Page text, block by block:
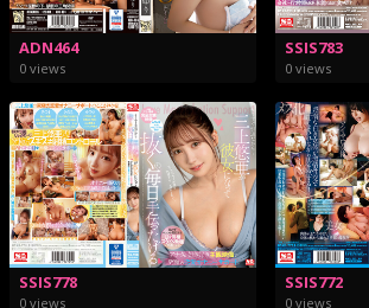
ADN464
0 views
SSIS783
0 views
SSIS778
0 views
SSIS772
0 views